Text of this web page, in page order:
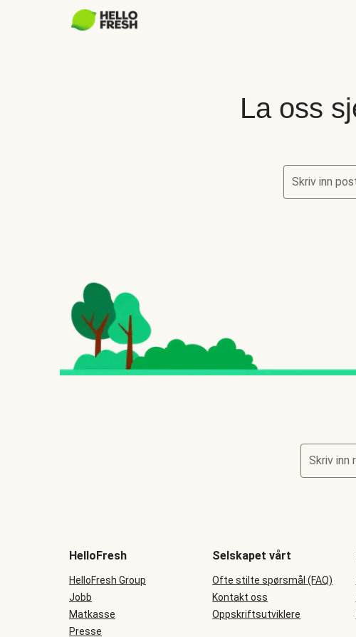
La oss
Skriv inn
Skriv inn
HelloFresh
HelloFresh Group
Jobb
Matkasse
Presse
Selskapet vårt
Ofte stilte spørsmål (FAQ)
Kontakt oss
Oppskriftsutviklere